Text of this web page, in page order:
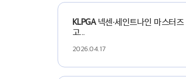
KLPGA넥센·세인트나인 마스터즈
고...
2026.04.17